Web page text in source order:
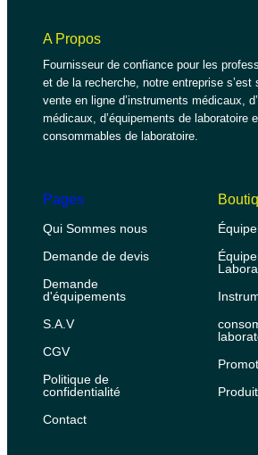
A Propos
Fournisseur de confiance pour les
et de la recherche, notre entreprise s’est
vente en ligne d’instruments médicaux,
médicaux, d’équipements de laboratoire
consommables de laboratoire.
Pages
Qui Sommes nous
Demande de devis
Demande
d'équipements
S.A.V
CGV
Politique de
confidentialité
Contact